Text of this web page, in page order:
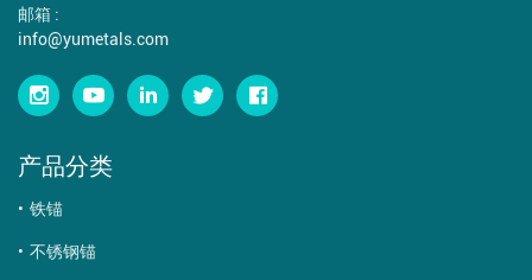
邮箱 :
info@yumetals.com
产品分类
铁锚
不锈钢锚